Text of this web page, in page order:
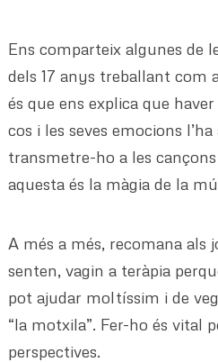
Ens comparteix algunes de
dels 17 anys treballant com
és que ens explica que
cos i les seves emocions
transmetre-ho a les
aquesta és la màgia de la
A més a més, recomana als
senten, vagin a teràpia
pot ajudar moltíssim i de
“la motxila”. Fer-ho és vital
perspectives.